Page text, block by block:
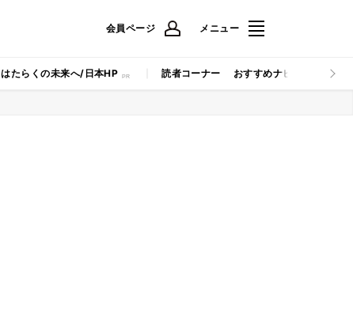
会員ページ メニュー
はたらくの未来へ/日本HP 読者コーナー おすすめナビ マイナビ